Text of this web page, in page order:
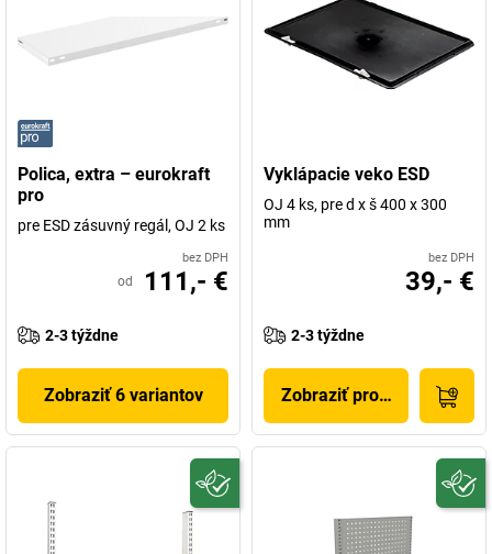
Polica, extra – eurokraft
pro
pre ESD zásuvný regál, OJ 2 ks
bez DPH
od 111,- €
2-3 týždne
Zobraziť 6 variantov
Vyklápacie veko ESD
OJ 4 ks, pre d x š 400 x 300
mm
bez DPH
39,- €
2-3 týždne
Zobraziť produkt